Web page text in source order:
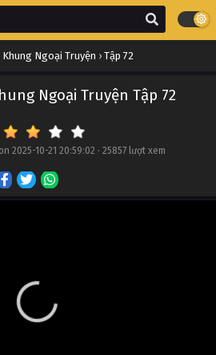
Ngoại Truyện › Tập 72
Ngoại Truyện Tập 72
2025-10-21 20:59:02 · 25857 lượt xem
Khung Ngoại Truyện Tập 82
Khung Ngoại Truyện Tập 81
Thương Khung Ngoại Truyện Tập 78